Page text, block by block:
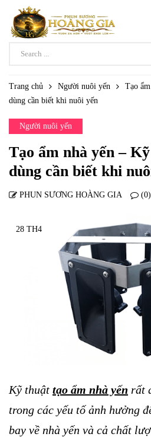
Trang chủ Người nuôi yến
Tạo
dùng cần biết khi nuôi yến
Người nuôi yến
Tạo ẩm nhà yến –
dùng cần biết khi
PHUN SƯƠNG HOÀNG GIA (0)
28 TH4
Kỹ thuật tạo ẩm nhà yến rất
trong các yếu tố ảnh hưởng
bay về nhà yến và cả chất